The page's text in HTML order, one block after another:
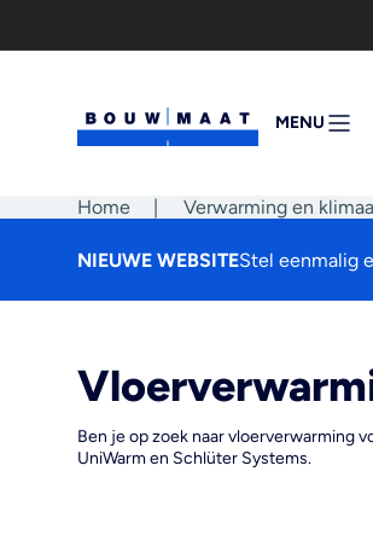
MENU
MENU
Home | Verwarming en
NIEUWE WEBSITEStel eenmalig
Ben je op zoek naar vloerverwarming
UniWarm en Schlüter Systems.